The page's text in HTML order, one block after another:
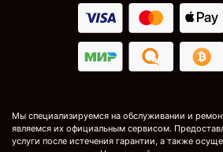
Мы специализируемся на обслуживании и
являемся их официальным сервисом.
услуги после истечения гарантии, а также